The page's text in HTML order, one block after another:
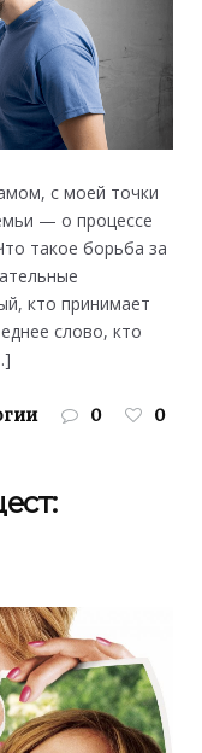
с моей точки
— о процессе
такое борьба за
кто принимает
слово, кто
0 0